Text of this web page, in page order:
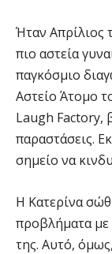
Ήταν Απρίλιος
πιο αστεία
παγκόσμιο
Αστείο Άτομο
Laugh Factory,
παραστάσεις.
σημείο να
Η Κατερίνα
προβλήματα με
της. Αυτό,